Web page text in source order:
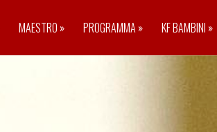
MAESTRO » PROGRAMMA» KF BAMBINI »